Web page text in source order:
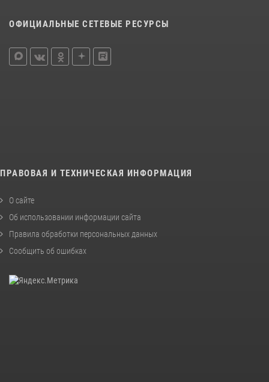
ОФИЦИАЛЬНЫЕ СЕТЕВЫЕ РЕСУРСЫ
ПРАВОВАЯ И ТЕХНИЧЕСКАЯ ИНФОРМАЦИЯ
О сайте
Об использовании информации сайта
Правила обработки персональных данных
Сообщить об ошибках